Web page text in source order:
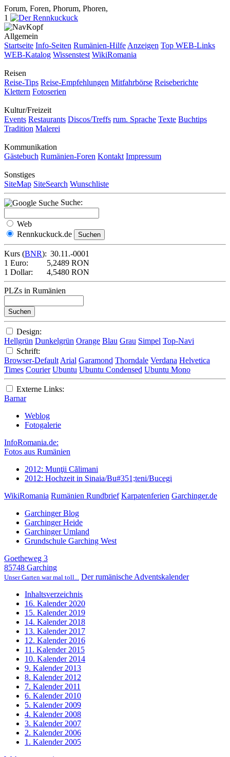
Forum, Foren, Phorum, Phoren,
1
Allgemein
Startseite Info-Seiten Rumänien-Hilfe Anzeigen Top WEB-Links
WEB-Katalog Wissenstest WikiRomania
Reisen
Reise-Tips Reise-Empfehlungen Mitfahrbörse Reiseberichte
Klettern Fotoserien
Kultur/Freizeit
Events Restaurants Discos/Treffs rum. Sprache Texte Buchtips
Tradition Malerei
Kommunikation
Gästebuch Rumänien-Foren Kontakt Impressum
Sonstiges
SiteMap SiteSearch Wunschliste
Suche:
Web
Rennkuckuck.de
Kurs (BNR): 30.11.-0001
1 Euro:
5,2489 RON
1 Dollar:
4,5480 RON
PLZs in Rumänien
Design:
Hellgrün Dunkelgrün Orange Blau Grau Simpel Top-Navi
Schrift:
Browser-Default Arial Garamond Thorndale Verdana Helvetica
Times Courier Ubuntu Ubuntu Condensed Ubuntu Mono
Externe Links:
Barnar
Weblog
Fotogalerie
InfoRomania.de:
Fotos aus Rumänien
2012: Munţii Călimani
2012: Hochzeit in Sinaia/Bu#351;teni/Bucegi
WikiRomania Rumänien Rundbrief Karpatenferien Garchinger.de
Garchinger Blog
Garchinger Heide
Garchinger Umland
Grundschule Garching West
Goetheweg 3
85748 Garching
Unser Garten war mal toll... Der rumänische Adventskalender
Inhaltsverzeichnis
16. Kalender 2020
15. Kalender 2019
14. Kalender 2018
13. Kalender 2017
12. Kalender 2016
11. Kalender 2015
10. Kalender 2014
9. Kalender 2013
8. Kalender 2012
7. Kalender 2011
6. Kalender 2010
5. Kalender 2009
4. Kalender 2008
3. Kalender 2007
2. Kalender 2006
1. Kalender 2005